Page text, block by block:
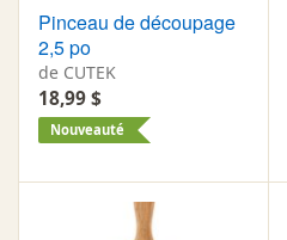
Pinceau de découpage
2,5 po
de CUTEK
18,99 $
Nouveauté